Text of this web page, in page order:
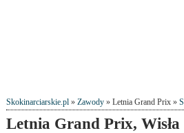
Skokinarciarskie.pl» Zawody» Letnia Grand Prix »
Letnia Grand Prix, Wisła